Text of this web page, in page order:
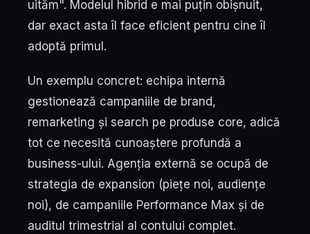
uităm". Modelul hibrid e mai puțin obișnuit,
dar exact asta îl face eficient pentru cine îl
adoptă primul.
Un exemplu concret: echipa internă
gestionează campaniile de brand,
remarketing și search pe produse core, adică
tot ce necesită cunoaștere profundă a
business-ului. Agenția externă se ocupă de
strategia de expansion (piețe noi, audiențe
noi), de campaniile Performance Max și de
auditul trimestrial al contului complet.